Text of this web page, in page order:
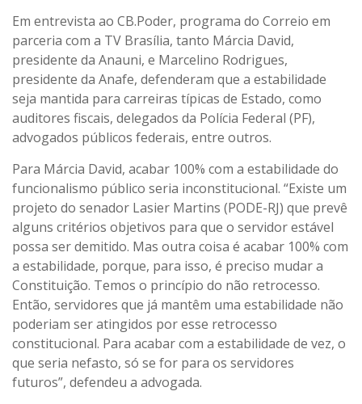
Em entrevista ao CB.Poder, programa do Correio em
parceria com a TV Brasília, tanto Márcia David,
presidente da Anauni, e Marcelino Rodrigues,
presidente da Anafe, defenderam que a estabilidade
seja mantida para carreiras típicas de Estado, como
auditores fiscais, delegados da Polícia Federal (PF),
advogados públicos federais, entre outros.
Para Márcia David, acabar 100% com a estabilidade do
funcionalismo público seria inconstitucional. “Existe um
projeto do senador Lasier Martins (PODE-RJ) que prevê
alguns critérios objetivos para que o servidor estável
possa ser demitido. Mas outra coisa é acabar 100% com
a estabilidade, porque, para isso, é preciso mudar a
Constituição. Temos o princípio do não retrocesso.
Então, servidores que já mantêm uma estabilidade não
poderiam ser atingidos por esse retrocesso
constitucional. Para acabar com a estabilidade de vez, o
que seria nefasto, só se for para os servidores
futuros”, defendeu a advogada.